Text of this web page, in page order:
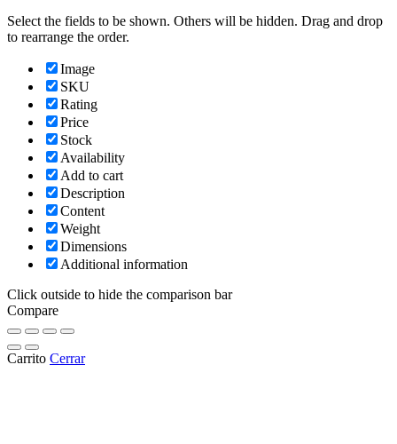
Select the fields to be shown. Others will be hidden. Drag and drop
to rearrange the order.
Image
SKU
Rating
Price
Stock
Availability
Add to cart
Description
Content
Weight
Dimensions
Additional information
Click outside to hide the comparison bar
Compare
Carrito Cerrar